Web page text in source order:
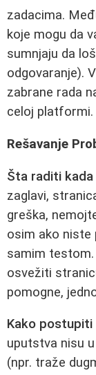
zadacima.
koje mogu da
sumnjaju da
odgovaranje).
zabrane rada
celoj platformi.
Rešavanje
Šta raditi
zaglavi,
greška,
osim ako niste
samim
osvežiti
pomogne,
Kako postupiti
uputstva nisu
(npr. traže